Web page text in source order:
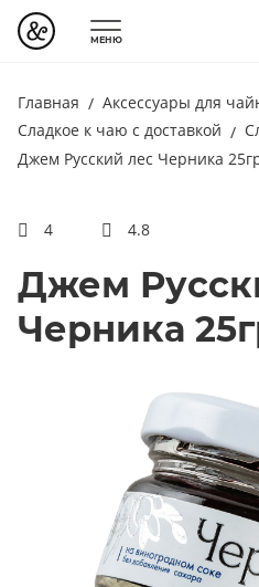
МЕНЮ
Главная
Аксессуары для
Сладкое к чаю с доставкой
Джем Русский лес Черника
4 4.8
Джем
Черника